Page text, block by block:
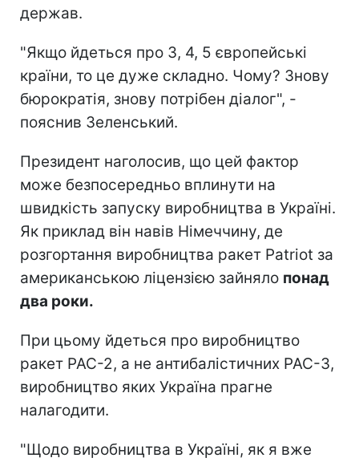
держав.
"Якщо йдеться про 3, 4, 5 європейські
країни, то це дуже складно. Чому? Знову
бюрократія, знову потрібен діалог", -
пояснив Зеленський.
Президент наголосив, що цей фактор
може безпосередньо вплинути на
швидкість запуску виробництва в Україні.
Як приклад він навів Німеччину, де
розгортання виробництва ракет Patriot за
американською ліцензією зайняло понад
два роки.
При цьому йдеться про виробництво
ракет PAC-2, а не антибалістичних PAC-3,
виробництво яких Україна прагне
налагодити.
"Щодо виробництва в Україні, як я вже